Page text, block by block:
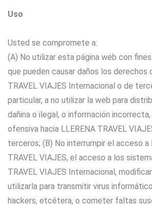
Uso
Usted se compromete a:
(A) No utilizar esta página web con
que pueden causar daños los derechos
TRAVEL VIAJES Internacional o de
particular, a no utilizar la web para
dañina o ilegal, o información
ofensiva hacia LLERENA TRAVEL
terceros; (B) No interrumpir el acceso a
TRAVEL VIAJES, el acceso a los
TRAVEL VIAJES Internacional,
utilizarla para transmitir virus
hackers, etcétera, o cometer faltas